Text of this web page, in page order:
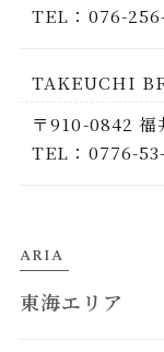
TEL：076-
TAKEUCHI
〒910-0842 福
TEL：0776-
ARIA
東海エリア